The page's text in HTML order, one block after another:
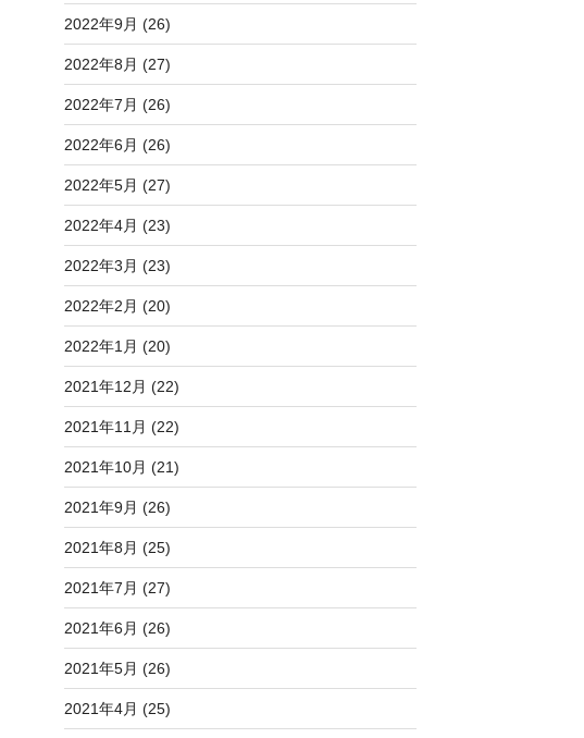
2022年9月 (26)
2022年8月 (27)
2022年7月 (26)
2022年6月 (26)
2022年5月 (27)
2022年4月 (23)
2022年3月 (23)
2022年2月 (20)
2022年1月 (20)
2021年12月 (22)
2021年11月 (22)
2021年10月 (21)
2021年9月 (26)
2021年8月 (25)
2021年7月 (27)
2021年6月 (26)
2021年5月 (26)
2021年4月 (25)